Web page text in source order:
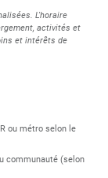
L'horaire
activités et
et intérêts de
ou métro selon le
communauté (selon